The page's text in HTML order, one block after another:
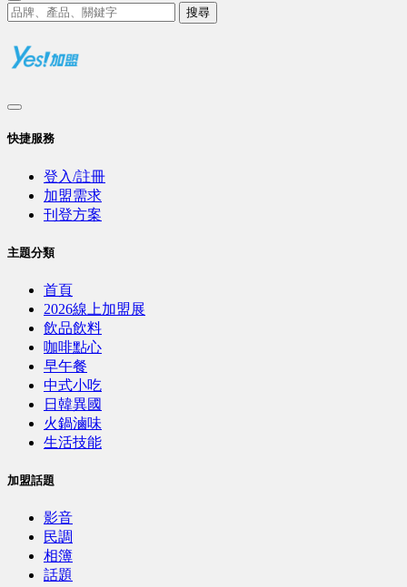
搜尋
快捷服務
登入/註冊
加盟需求
刊登方案
主題分類
首頁
2026線上加盟展
飲品飲料
咖啡點心
早午餐
中式小吃
日韓異國
火鍋滷味
生活技能
加盟話題
影音
民調
相簿
話題